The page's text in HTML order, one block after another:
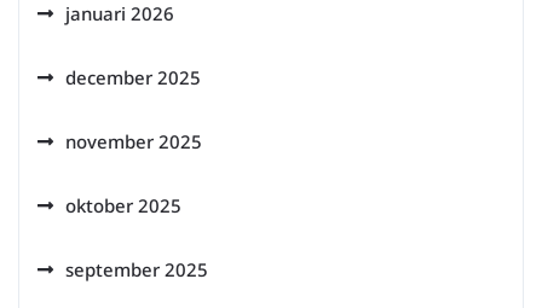
januari 2026
december 2025
november 2025
oktober 2025
september 2025